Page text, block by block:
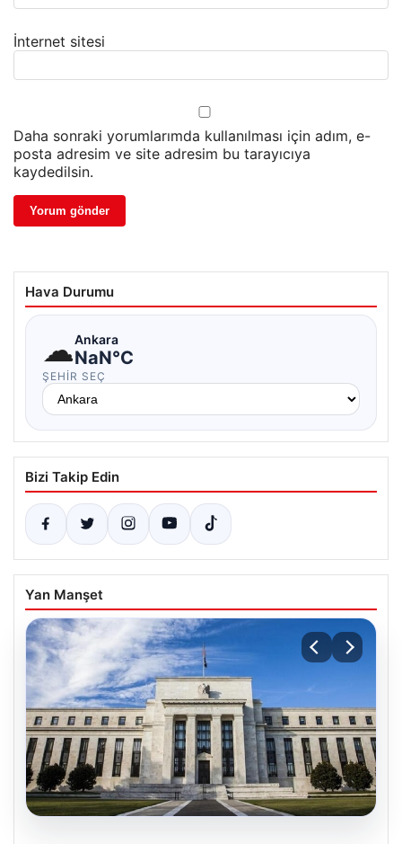
İnternet sitesi
Daha sonraki yorumlarımda kullanılması için adım, e-
posta adresim ve site adresim bu tarayıcıya
kaydedilsin.
Hava Durumu
☁Ankara
NaN°C
ŞEHIR SEÇ
Bizi Takip Edin
Yan Manşet